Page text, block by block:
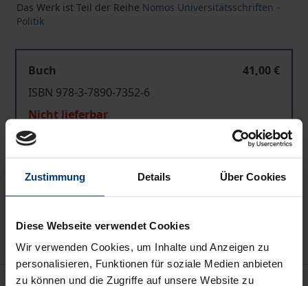
Zustimmung Details Über Cookies
Diese Webseite verwendet Cookies
Wir verwenden Cookies, um Inhalte und Anzeigen zu
personalisieren, Funktionen für soziale Medien anbieten
zu können und die Zugriffe auf unsere Website zu
Das Werk ist Teil der Reihe Nomos Universitätsschriften –
Politik
Buch
41,00 €
ISBN 978-3-7890-7352-6
Nicht lieferbar
In den Warenkorb
Zur Wunschliste hinzufügen
Beschreibung